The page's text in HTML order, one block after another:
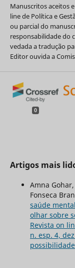
Manuscritos aceitos
line de Política e
ou parcial do
responsabilidade do
vedada a tradução
Editor ouvida a
0
Artigos mais
Amna
Fonseca
saúde
olhar sobre
Revista on
n. esp. 4,